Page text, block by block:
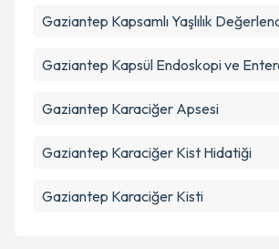
Gaziantep Kapsamlı Yaşlılık
Gaziantep Kapsül Endoskopi ve
Gaziantep Karaciğer Apsesi
Gaziantep Karaciğer Kist Hidatiği
Gaziantep Karaciğer Kisti